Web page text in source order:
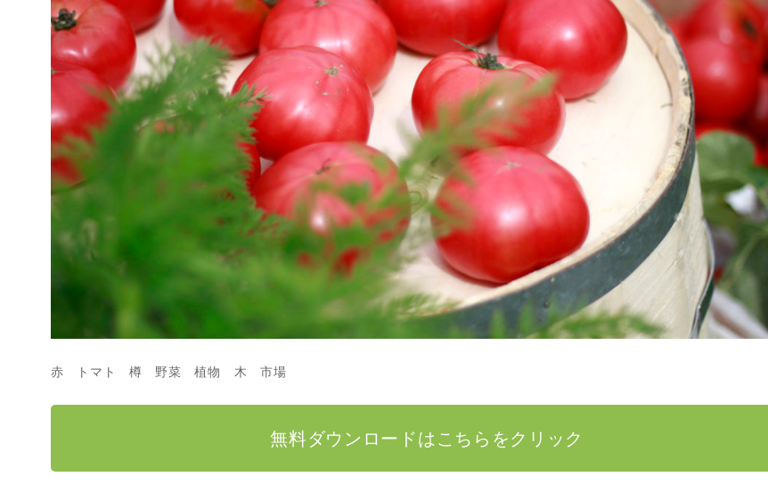
赤 トマト 樽 野菜 植物 木 市場
無料ダウンロードはこちらをクリック